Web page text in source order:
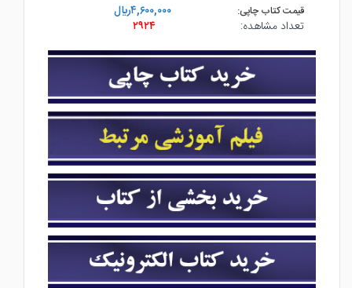
قیمت کتاب چاپی:
۴,۶۰۰,۰۰۰ريال
تعداد مشاهده:
۲۹۲۴